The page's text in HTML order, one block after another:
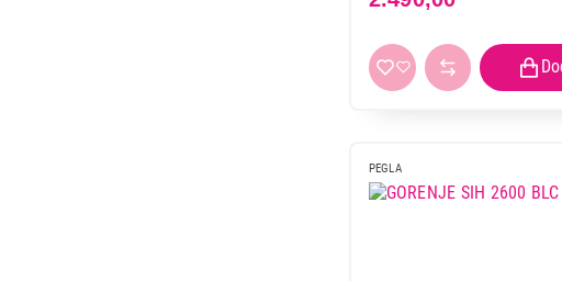
PEGLA